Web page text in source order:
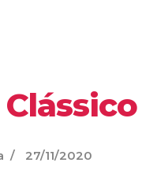
27/11/2020